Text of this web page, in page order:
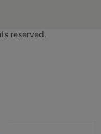
reserved.